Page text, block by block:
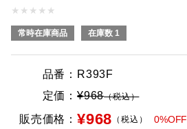
★ ★ ★ ★ ★
常時在庫商品 在庫数 1
品番： R393F
定価： ¥968（税込）
販売価格： ¥968 （税込） 0%OFF